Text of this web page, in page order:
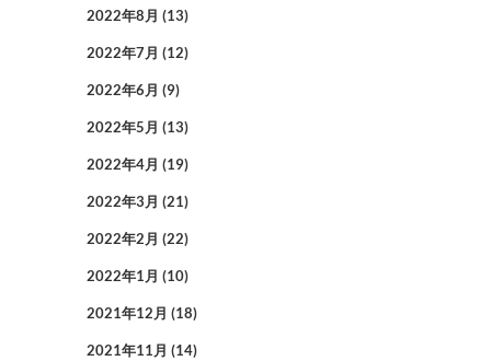
2022年8月 (13)
2022年7月 (12)
2022年6月 (9)
2022年5月 (13)
2022年4月 (19)
2022年3月 (21)
2022年2月 (22)
2022年1月 (10)
2021年12月 (18)
2021年11月 (14)